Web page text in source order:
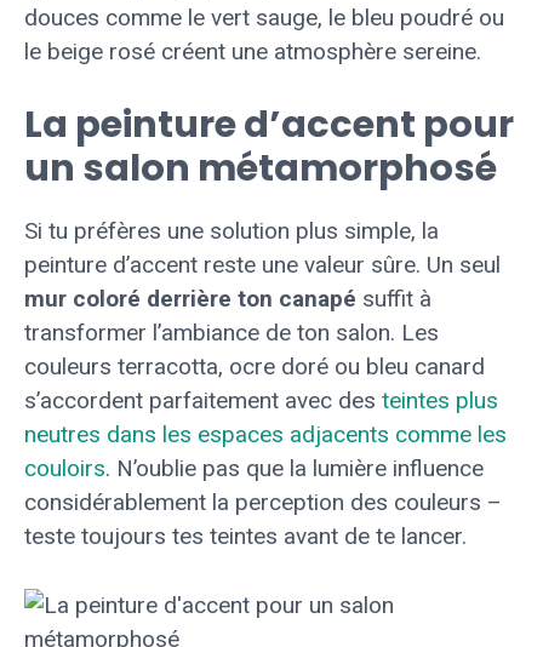
douces comme le vert sauge, le bleu poudré ou
le beige rosé créent une atmosphère sereine.
La peinture d’accent pour
un salon métamorphosé
Si tu préfères une solution plus simple, la
peinture d’accent reste une valeur sûre. Un seul
mur coloré derrière ton canapé suffit à
transformer l’ambiance de ton salon. Les
couleurs terracotta, ocre doré ou bleu canard
s’accordent parfaitement avec des teintes plus
neutres dans les espaces adjacents comme les
couloirs. N’oublie pas que la lumière influence
considérablement la perception des couleurs –
teste toujours tes teintes avant de te lancer.